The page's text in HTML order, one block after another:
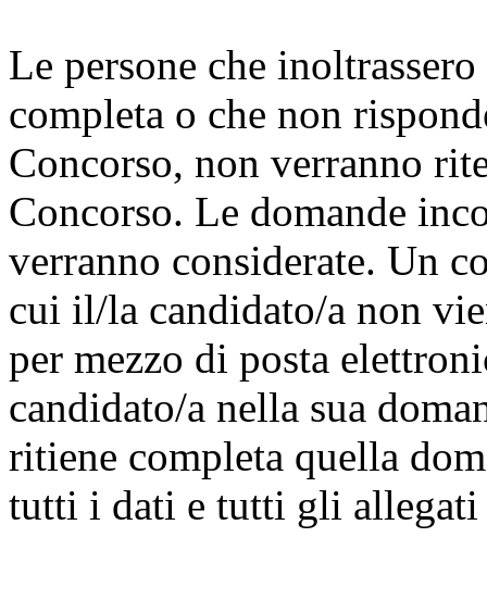
Le persone che
completa o che non
Concorso, non verranno
Concorso. Le domande
verranno considerate. Un
cui il/la candidato/a non
per mezzo di posta
candidato/a nella sua
ritiene completa quella
tutti i dati e tutti gli allegati